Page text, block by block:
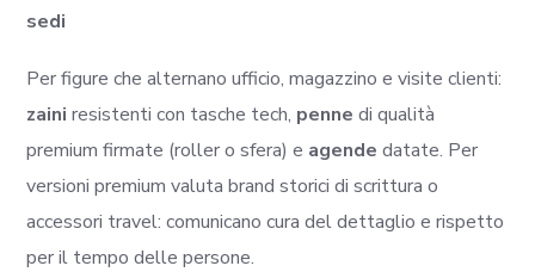
sedi
Per figure che alternano ufficio, magazzino e visite clienti:
zaini resistenti con tasche tech, penne di qualità
premium firmate (roller o sfera) e agende datate. Per
versioni premium valuta brand storici di scrittura o
accessori travel: comunicano cura del dettaglio e rispetto
per il tempo delle persone.